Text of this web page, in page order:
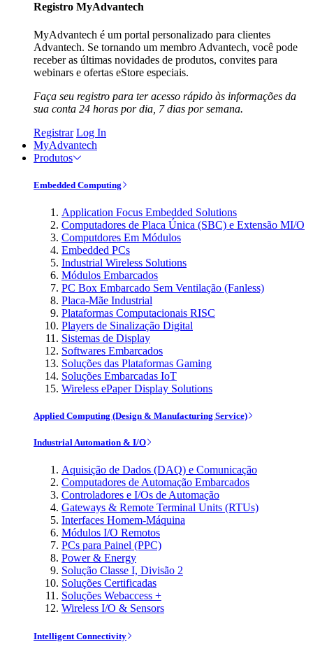
Registro MyAdvantech
MyAdvantech é um portal personalizado para clientes
Advantech. Se tornando um membro Advantech, você pode
receber as últimas novidades de produtos, convites para
webinars e ofertas eStore especiais.
Faça seu registro para ter acesso rápido às informações da
sua conta 24 horas por dia, 7 dias por semana.
Registrar Log In
MyAdvantech
Produtos
Embedded Computing
Application Focus Embedded Solutions
Computadores de Placa Única (SBC) e Extensão MI/O
Computdores Em Módulos
Embedded PCs
Industrial Wireless Solutions
Módulos Embarcados
PC Box Embarcado Sem Ventilação (Fanless)
Placa-Mãe Industrial
Plataformas Computacionais RISC
Players de Sinalização Digital
Sistemas de Display
Softwares Embarcados
Soluções das Plataformas Gaming
Soluções Embarcadas IoT
Wireless ePaper Display Solutions
Applied Computing (Design & Manufacturing Service)
Industrial Automation & I/O
Aquisição de Dados (DAQ) e Comunicação
Computadores de Automação Embarcados
Controladores e I/Os de Automação
Gateways & Remote Terminal Units (RTUs)
Interfaces Homem-Máquina
Módulos I/O Remotos
PCs para Painel (PPC)
Power & Energy
Solução Classe I, Divisão 2
Soluções Certificadas
Soluções Webaccess +
Wireless I/O & Sensors
Intelligent Connectivity